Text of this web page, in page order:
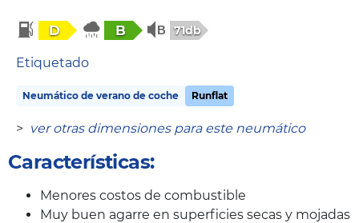
D B 71db
Etiquetado
Neumático de verano de coche Runflat
> ver otras dimensiones para este neumático
Características:
Menores costos de combustible
Muy buen agarre en superficies secas y mojadas